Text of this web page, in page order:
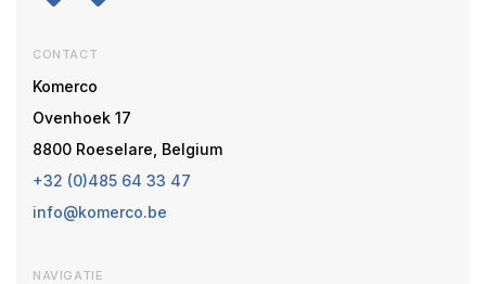
CONTACT
Komerco
Ovenhoek 17
8800 Roeselare, Belgium
+32 (0)485 64 33 47
info@komerco.be
NAVIGATIE